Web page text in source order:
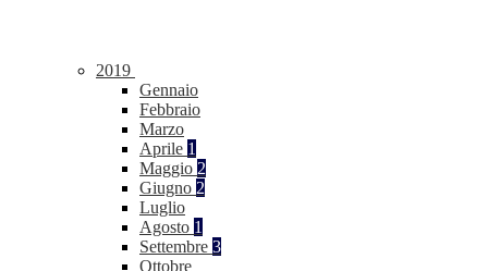
2019
Gennaio
Febbraio
Marzo
Aprile 1
Maggio 2
Giugno 2
Luglio
Agosto 1
Settembre 3
Ottobre